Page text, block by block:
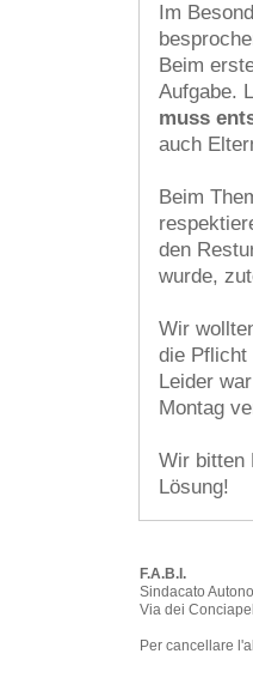
Im
Beim
Aufgabe.
muss
auch
Beim
den
wurde,
Wir
die Pflicht
Leider
Montag
Wir bitten
Lösung!
F.A.B.I.
Sindacato
Via dei
Per cancellare